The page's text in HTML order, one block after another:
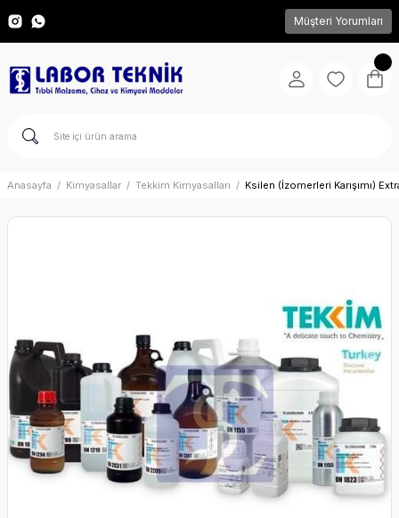
Müşteri Yorumları
Anasayfa Kimyasallar Tekkim Kimyasalları Ksilen (İzomerleri Karışımı)